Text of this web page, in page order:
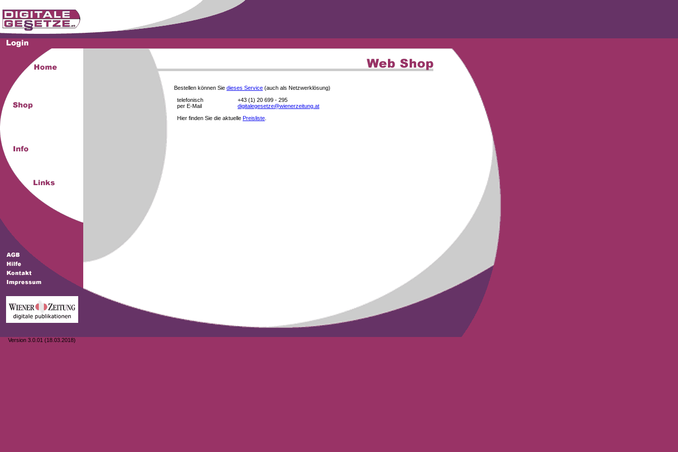
Version 3.0.01 (18.03.2018)
Bestellen können Sie dieses Service (auch als Netzwerklösung)
telefonisch
+43 (1) 20 699 - 295
per E-Mail
digitalegesetze@wienerzeitung.at
Hier finden Sie die aktuelle Preisliste